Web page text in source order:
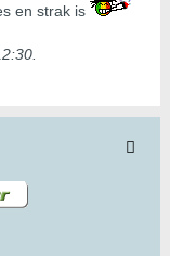
en strak is